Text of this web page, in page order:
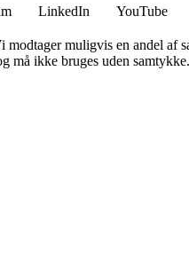
LinkedIn YouTube
muligvis en andel af
må ikke bruges uden